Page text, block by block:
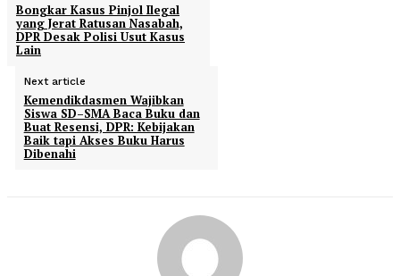
Bongkar Kasus Pinjol Ilegal
yang Jerat Ratusan Nasabah,
DPR Desak Polisi Usut Kasus
Lain
Next article
Kemendikdasmen Wajibkan
Siswa SD–SMA Baca Buku dan
Buat Resensi, DPR: Kebijakan
Baik tapi Akses Buku Harus
Dibenahi